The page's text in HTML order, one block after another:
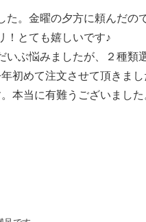
。金曜の夕方に頼んだの
！とても嬉しいです♪
ぶ悩みましたが、２種類
初めて注文させて頂きまし
本当に有難うございました